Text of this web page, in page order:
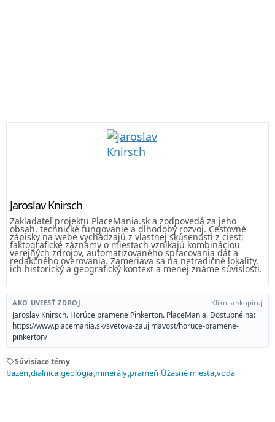
Jaroslav Knirsch
Zakladateľ projektu PlaceMania.sk a zodpovedá za jeho
obsah, technické fungovanie a dlhodobý rozvoj. Cestovné
zápisky na webe vychádzajú z vlastnej skúsenosti z ciest;
faktografické záznamy o miestach vznikajú kombináciou
verejných zdrojov, automatizovaného spracovania dát a
redakčného overovania. Zameriava sa na netradičné lokality,
ich historický a geografický kontext a menej známe súvislosti.
AKO UVIESŤ ZDROJ Klikni a skopíruj
Jaroslav Knirsch. Horúce pramene Pinkerton. PlaceMania. Dostupné na:
https://www.placemania.sk/svetova-zaujimavost/horuce-pramene-
pinkerton/
sellSúvisiace témy
bazén diaľnica geológia minerály prameň Úžasné miesta voda